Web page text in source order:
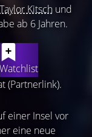
Taylor Kitschund
ab 6 Jahren.
(Partnerlink).
einer Insel vor
eine neue